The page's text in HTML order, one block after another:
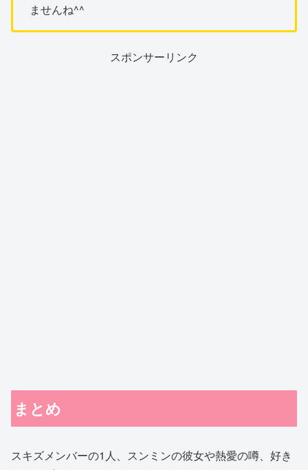
ませんね^^
スポンサーリンク
まとめ
スキズメンバーの1人、スンミンの彼女や熱愛の噂、好き